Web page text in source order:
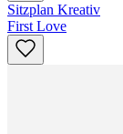
Sitzplan Kreativ
First Love